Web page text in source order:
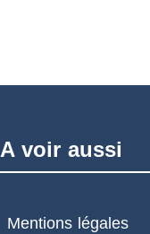
A voir aussi
Mentions légales